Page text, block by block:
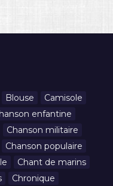
Blouse
Camisole
enfantine
Chanson militaire
Chanson populaire
Chant de marins
Chronique